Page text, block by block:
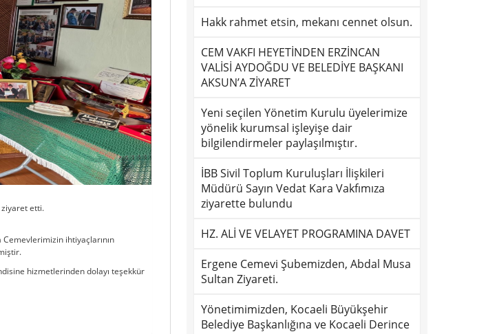
ziyaret etti.
Cemevlerimizin ihtiyaçlarının
hizmetlerinden dolayı teşekkür
Hakk rahmet etsin, mekanı cennet olsun.
CEM VAKFI HEYETİNDEN ERZİNCAN
VALİSİ AYDOĞDU VE BELEDİYE BAŞKANI
AKSUN’A ZİYARET
Yeni seçilen Yönetim Kurulu üyelerimize
yönelik kurumsal işleyişe dair
bilgilendirmeler paylaşılmıştır.
İBB Sivil Toplum Kuruluşları İlişkileri
Müdürü Sayın Vedat Kara Vakfımıza
ziyarette bulundu
HZ. ALİ VE VELAYET PROGRAMINA DAVET
Ergene Cemevi Şubemizden, Abdal Musa
Sultan Ziyareti.
Yönetimimizden, Kocaeli Büyükşehir
Belediye Başkanlığına ve Kocaeli Derince